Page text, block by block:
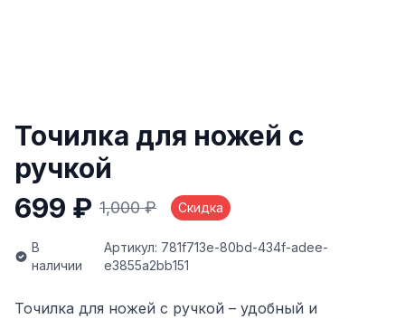
Точилка для ножей с
ручкой
699 ₽ 1,000 ₽ Скидка
В
наличии
Артикул: 781f713e-80bd-434f-adee-
e3855a2bb151
Точилка для ножей с ручкой – удобный и